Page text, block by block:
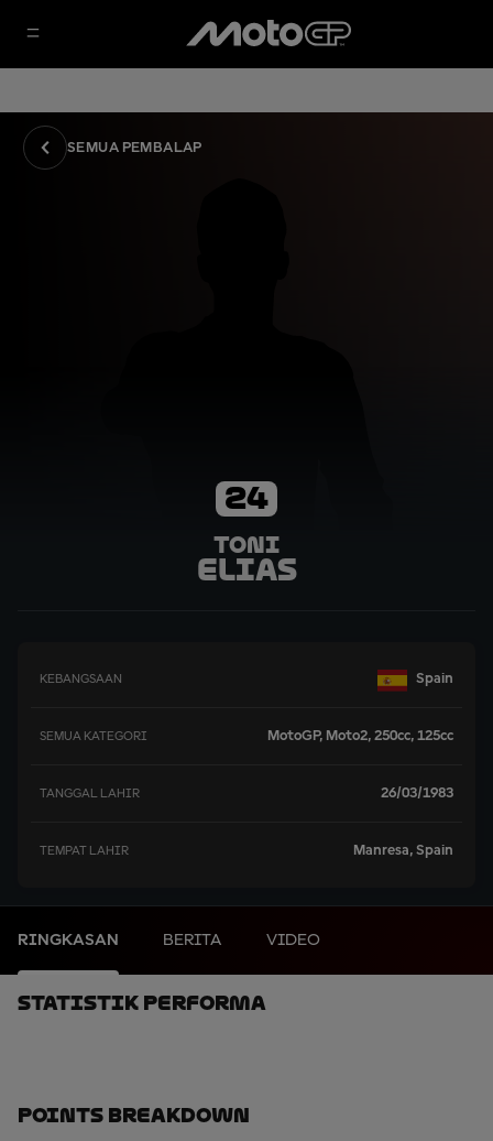
SEMUA PEMBALAP
24
Toni
Elias
KEBANGSAAN Spain
SEMUA KATEGORI MotoGP, Moto2, 250cc, 125cc
TANGGAL LAHIR 26/03/1983
TEMPAT LAHIR Manresa, Spain
RINGKASAN BERITA VIDEO
Statistik Performa
Points Breakdown